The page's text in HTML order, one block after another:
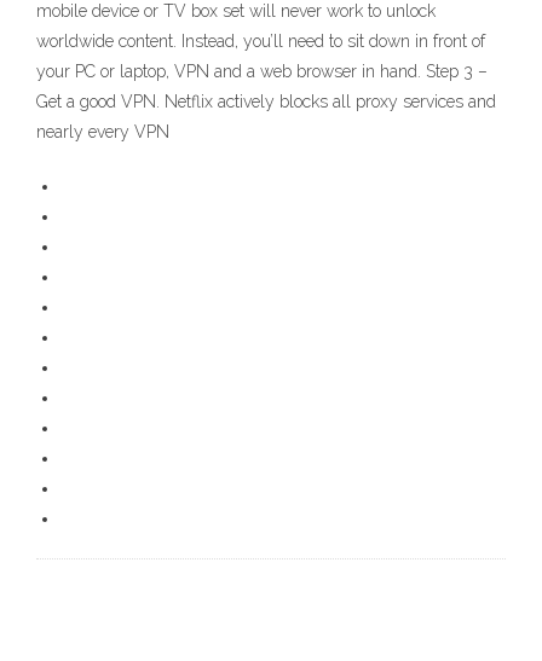
mobile device or TV box set will never work to unlock
worldwide content. Instead, you’ll need to sit down in front of
your PC or laptop, VPN and a web browser in hand. Step 3 –
Get a good VPN. Netflix actively blocks all proxy services and
nearly every VPN